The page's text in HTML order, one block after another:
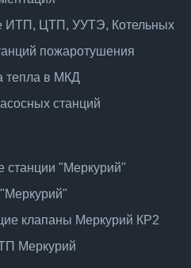
ИТП, ЦТП, УУТЭ, Котельных
пожаротушения
тепла в МКД
станций
станции "Меркурий"
клапаны Меркурий КР2
Меркурий